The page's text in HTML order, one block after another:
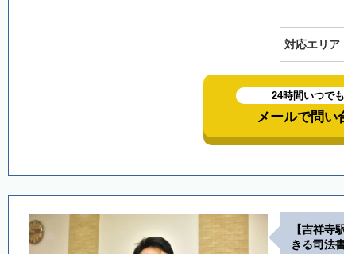
対応エリア
24時間いつで
メールで問い
【吉祥寺
きる司法